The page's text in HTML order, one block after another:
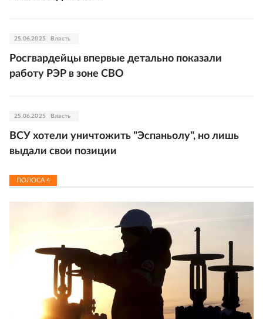
25.06.2025 Власть
Росгвардейцы впервые детально показали
работу РЭР в зоне СВО
25.06.2025 Власть
ВСУ хотели уничтожить "Эспаньолу", но лишь
выдали свои позиции
ПОЛОСА 4